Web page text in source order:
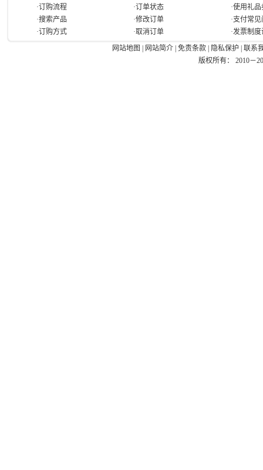
·订购流程
·搜索产品
·订购方式
·订单状态
·修改订单
·取消订单
·使用礼品
·支付常
·发票制
网站地图
网站简介 免责条款 隐私保护
联系
版权所有： 2010－